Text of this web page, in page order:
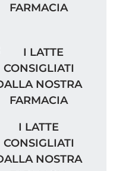
FARMACIA
DALLA
CONSIGLIATI
I LATTE
CONSIGLIATI
NOSTRA